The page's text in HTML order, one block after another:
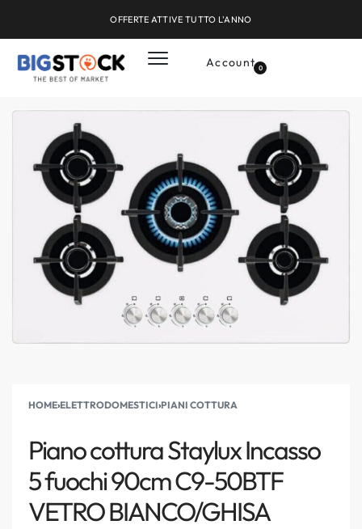
OFFERTE ATTIVE TUTTO L'ANNO
Account 0
HOME›ELETTRODOMESTICI›PIANI COTTURA
Piano cottura Staylux Incasso
5 fuochi 90cm C9-50BTF
VETRO BIANCO/GHISA